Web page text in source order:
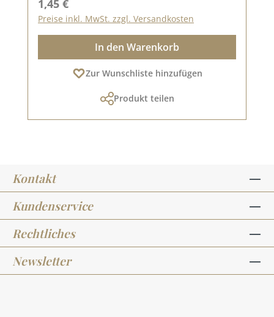
1,45 €
Preise inkl. MwSt. zzgl. Versandkosten
In den Warenkorb
Zur Wunschliste hinzufügen
Produkt teilen
Kontakt
Kundenservice
Rechtliches
Newsletter